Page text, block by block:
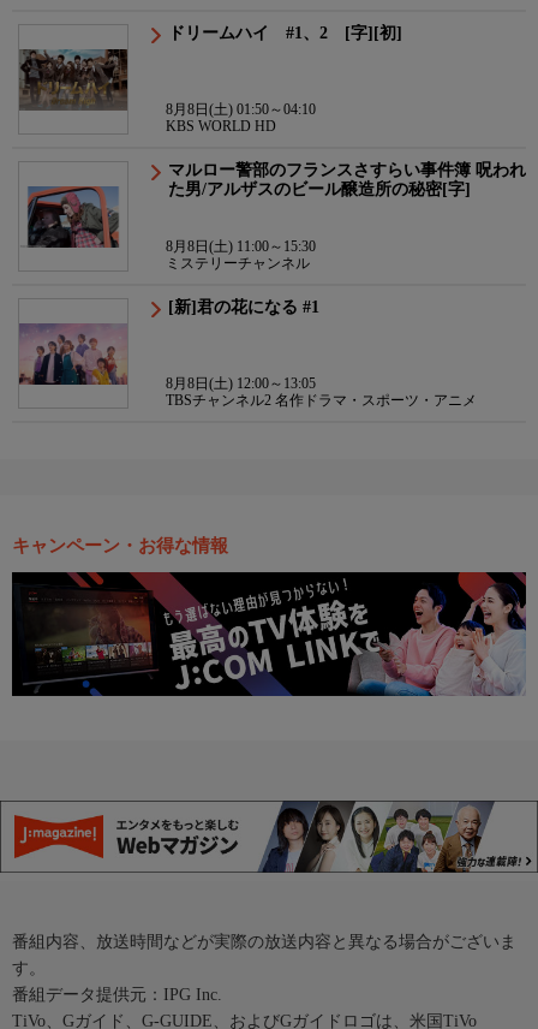
ドリームハイ #1、2 [字][初]
8月8日(土) 01:50～04:10
KBS WORLD HD
マルロー警部のフランスさすらい事件簿 呪われ
た男/アルザスのビール醸造所の秘密[字]
8月8日(土) 11:00～15:30
ミステリーチャンネル
[新]君の花になる #1
8月8日(土) 12:00～13:05
TBSチャンネル2 名作ドラマ・スポーツ・アニメ
キャンペーン・お得な情報
番組内容、放送時間などが実際の放送内容と異なる場合がございま
す。
番組データ提供元：IPG Inc.
TiVo、Gガイド、G-GUIDE、およびGガイドロゴは、米国TiVo